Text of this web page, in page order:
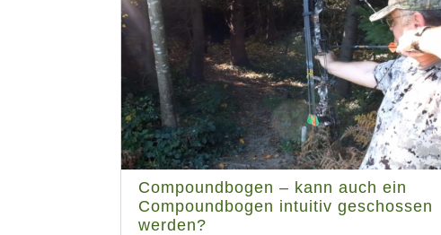
Compoundbogen – kann auch ein
Compoundbogen intuitiv geschossen
werden?